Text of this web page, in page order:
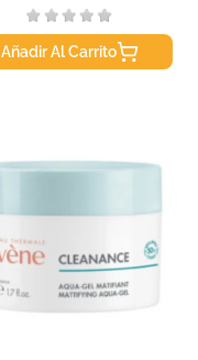
Añadir Al Carrito